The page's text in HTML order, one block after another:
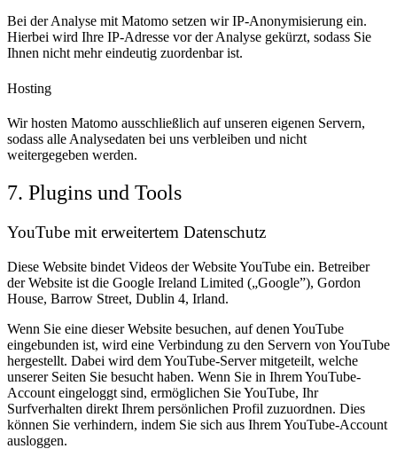
Bei der Analyse mit Matomo setzen wir IP-Anonymisierung ein.
Hierbei wird Ihre IP-Adresse vor der Analyse gekürzt, sodass Sie
Ihnen nicht mehr eindeutig zuordenbar ist.
Hosting
Wir hosten Matomo ausschließlich auf unseren eigenen Servern,
sodass alle Analysedaten bei uns verbleiben und nicht
weitergegeben werden.
7. Plugins und Tools
YouTube mit erweitertem Datenschutz
Diese Website bindet Videos der Website YouTube ein. Betreiber
der Website ist die Google Ireland Limited („Google”), Gordon
House, Barrow Street, Dublin 4, Irland.
Wenn Sie eine dieser Website besuchen, auf denen YouTube
eingebunden ist, wird eine Verbindung zu den Servern von YouTube
hergestellt. Dabei wird dem YouTube-Server mitgeteilt, welche
unserer Seiten Sie besucht haben. Wenn Sie in Ihrem YouTube-
Account eingeloggt sind, ermöglichen Sie YouTube, Ihr
Surfverhalten direkt Ihrem persönlichen Profil zuzuordnen. Dies
können Sie verhindern, indem Sie sich aus Ihrem YouTube-Account
ausloggen.